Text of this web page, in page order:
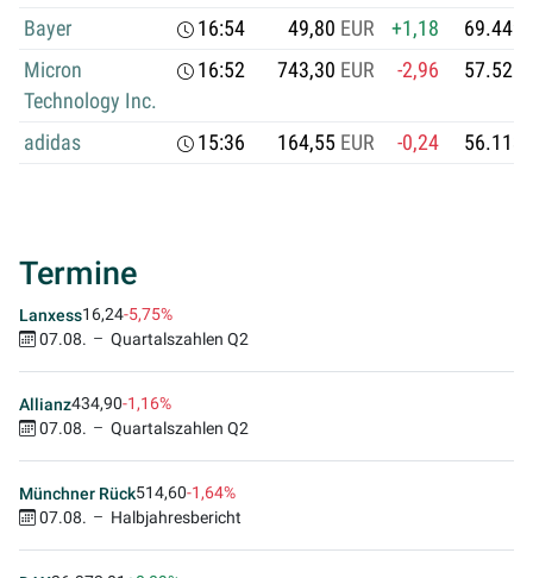
Bayer
16:54 49,80 EUR +1,18
Micron
Technology Inc.
16:52 743,30 EUR -2,96
adidas 15:36 164,55 EUR -0,24
Termine
Lanxess16,24-5,75%
07.08.
Quartalszahlen Q2
Allianz434,90-1,16%
07.08.
Quartalszahlen Q2
Münchner Rück514,60-1,64%
07.08.
Halbjahresbericht